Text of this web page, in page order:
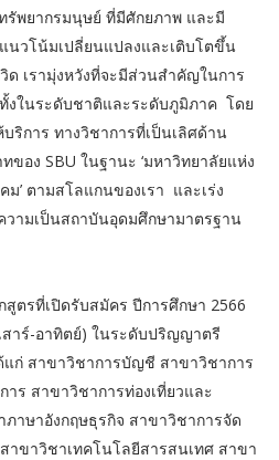
รัพยากรมนุษย์ ที่มีศักยภาพ และมี
วโน้มเปลี่ยนแปลงและเติบโตขึ้น
ด เรามุ่งหวังที่จะมีส่วนสำคัญในการ
งในระดับชาติและระดับภูมิภาค โดย
ริการ ทางวิชาการที่เป็นเลิศด้าน
ของ SBU ในฐานะ ‘มหาวิทยาลัยแห่ง
’ ตามสโลแกนของเรา และเร่ง
ามเป็นสถาบันอุดมศึกษามาตรฐาน
ตรที่เปิดรับสมัคร ปีการศึกษา 2566
าร์-อาทิตย์) ในระดับปริญญาตรี
ก่ สาขาวิชาการบัญชี สาขาวิชาการ
ร สาขาวิชาการท่องเที่ยวและ
าษาอังกฤษธุรกิจ สาขาวิชาการจัด
ขาวิชาเทคโนโลยีสารสนเทศ สาขา